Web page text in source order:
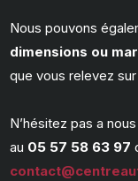
Nous pouvons
dimensions ou
que vous relevez
N’hésitez pas a
au 05 57 58 63 97